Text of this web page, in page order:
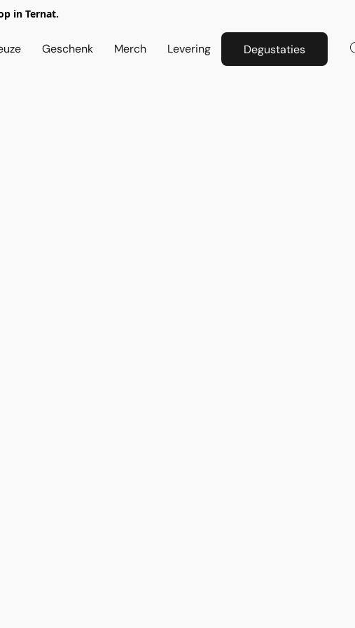
in Ternat.
Geschenk Merch Levering Degustaties